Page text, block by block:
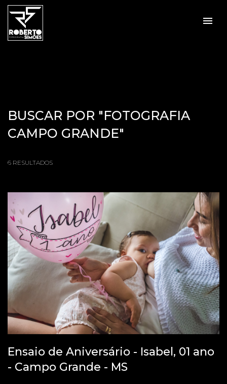
menu
BUSCAR POR "FOTOGRAFIA
CAMPO GRANDE"
6 RESULTADOS
Ensaio de Aniversário - Isabel, 01 ano
- Campo Grande - MS